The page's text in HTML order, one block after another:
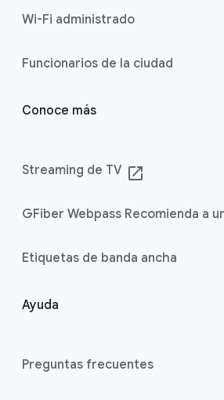
Wi-Fi administrado
Funcionarios de la ciudad
Conoce más
Streaming de TV launch
GFiber Webpass Recomienda a
Etiquetas de banda ancha
Ayuda
Preguntas frecuentes